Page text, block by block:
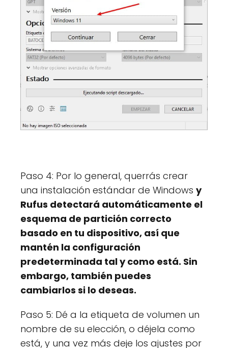
Paso 4: Por lo general, querrás crear
una instalación estándar de Windows y
Rufus detectará automáticamente el
esquema de partición correcto
basado en tu dispositivo, así que
mantén la configuración
predeterminada tal y como está. Sin
embargo, también puedes
cambiarlos si lo deseas.
Paso 5: Dé a la etiqueta de volumen un
nombre de su elección, o déjela como
está, y una vez más deje los ajustes por